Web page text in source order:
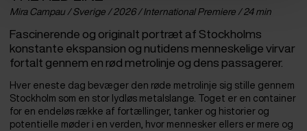
Mira Campau / Sverige / 2026 / International Premiere / 24 min
Fascinerende og originalt portræt af Stockholms
konstante ekspansion og nutidens menneskelige virvar
fortalt gennem en rød metrolinje og dens passagerer.
Hver eneste dag bevæger den røde metrolinje sig stille gennem
Stockholm som en stor lydløs metalslange. Toget er en container
for en endeløs række af fortællinger, tanker og historier og
potentielle møder i en verden, hvor mennesker ellers er mere og